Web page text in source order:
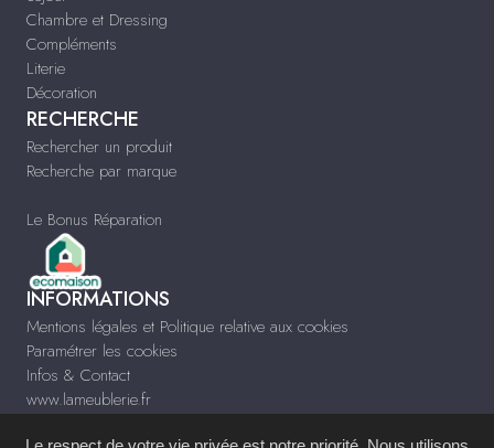
Chambre et Dressing
Compléments
Literie
Décoration
RECHERCHE
Rechercher un produit
Recherche par marque
Le Bonus Réparation
INFORMATIONS
Mentions légales et Politique relative aux cookies
Paramétrer les cookies
Infos & Contact
www.lameublerie.fr